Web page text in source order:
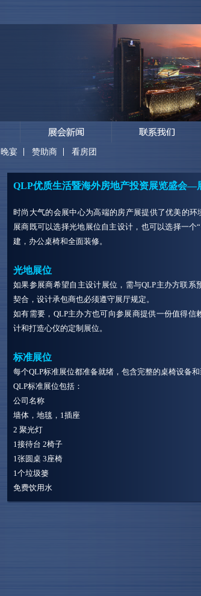
晚宴 赞助商 看房团
QLP优质生活暨海外房地产投资展览盛会—
时尚大气的会展中心为高端的房产展提供了优美的环
展商既可以选择光地展位自主设计，也可以选择一个
建，办公桌椅和全面装修。
光地展位
如果参展商希望自主设计展位，需与QLP主办方联
契合，设计承包商也必须遵守展厅规定。
如有需要，QLP主办方也可向参展商提供一份值得
计和打造心仪的定制展位。
标准展位
每个QLP标准展位都准备就绪，包含完整的桌椅设备和
QLP标准展位包括：
公司名称
墙体，地毯，1插座
2 聚光灯
1接待台 2椅子
1张圆桌 3座椅
1个垃圾篓
免费饮用水